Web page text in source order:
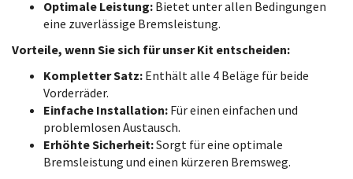
Optimale Leistung: Bietet unter allen Bedingungen
eine zuverlässige Bremsleistung.
Vorteile, wenn Sie sich für unser Kit entscheiden:
Kompletter Satz: Enthält alle 4 Beläge für beide
Vorderräder.
Einfache Installation: Für einen einfachen und
problemlosen Austausch.
Erhöhte Sicherheit:Sorgt für eine optimale
Bremsleistung und einen kürzeren Bremsweg.